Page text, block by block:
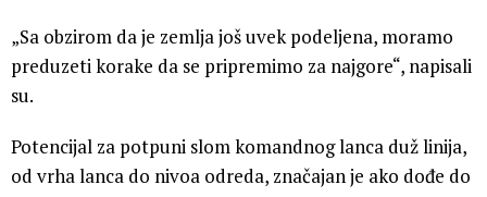
„Sa obzirom da je zemlja još uvek podeljena, moramo
preduzeti korake da se pripremimo za najgore“, napisali
su.
Potencijal za potpuni slom komandnog lanca duž linija,
od vrha lanca do nivoa odreda, značajan je ako dođe do